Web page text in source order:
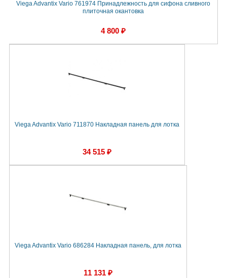
Viega Advantix Vario 761974 Принадлежность для сифона сливного
плиточная окантовка
4 800 ₽
Viega Advantix Vario 711870 Накладная панель для лотка
34 515 ₽
Viega Advantix Vario 686284 Накладная панель, для лотка
11 131 ₽